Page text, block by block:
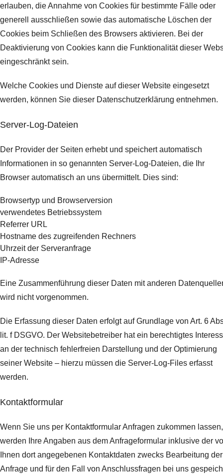
erlauben, die Annahme von Cookies für bestimmte Fälle oder
generell ausschließen sowie das automatische Löschen der
Cookies beim Schließen des Browsers aktivieren. Bei der
Deaktivierung von Cookies kann die Funktionalität dieser
eingeschränkt sein.
Welche Cookies und Dienste auf dieser Website eingesetzt
werden, können Sie dieser Datenschutzerklärung entnehmen.
Server-Log-Dateien
Der Provider der Seiten erhebt und speichert automatisch
Informationen in so genannten Server-Log-Dateien, die Ihr
Browser automatisch an uns übermittelt. Dies sind:
Browsertyp und Browserversion
verwendetes Betriebssystem
Referrer URL
Hostname des zugreifenden Rechners
Uhrzeit der Serveranfrage
IP-Adresse
Eine Zusammenführung dieser Daten mit anderen
wird nicht vorgenommen.
Die Erfassung dieser Daten erfolgt auf Grundlage von Art. 6
lit. f DSGVO. Der Websitebetreiber hat ein berechtigtes
an der technisch fehlerfreien Darstellung und der Optimierung
seiner Website – hierzu müssen die Server-Log-Files erfasst
werden.
Kontaktformular
Wenn Sie uns per Kontaktformular Anfragen zukommen lassen,
werden Ihre Angaben aus dem Anfrageformular inklusive der
Ihnen dort angegebenen Kontaktdaten zwecks Bearbeitung der
Anfrage und für den Fall von Anschlussfragen bei uns